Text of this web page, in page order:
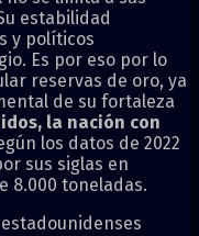
estabilidad
y políticos
Es por eso por lo
reservas de oro, ya
de su fortaleza
la nación con
los datos de 2022
sus siglas en
8.000 toneladas.